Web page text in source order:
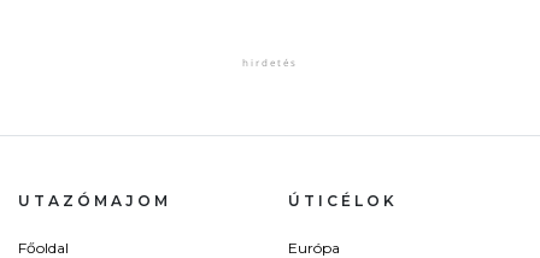
UTAZÓMAJOM
Főoldal
ÚTICÉLOK
Európa